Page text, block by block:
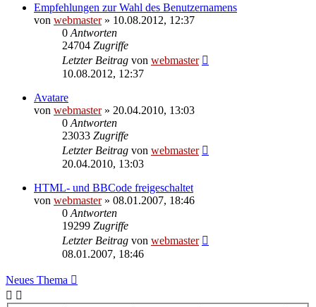
Empfehlungen zur Wahl des Benutzernamens
von webmaster» 10.08.2012, 12:37
0 Antworten
24704 Zugriffe
Letzter Beitrag von webmaster
10.08.2012, 12:37
Avatare
von webmaster» 20.04.2010, 13:03
0 Antworten
23033 Zugriffe
Letzter Beitrag von webmaster
20.04.2010, 13:03
HTML- und BBCode freigeschaltet
von webmaster» 08.01.2007, 18:46
0 Antworten
19299 Zugriffe
Letzter Beitrag von webmaster
08.01.2007, 18:46
Neues Thema